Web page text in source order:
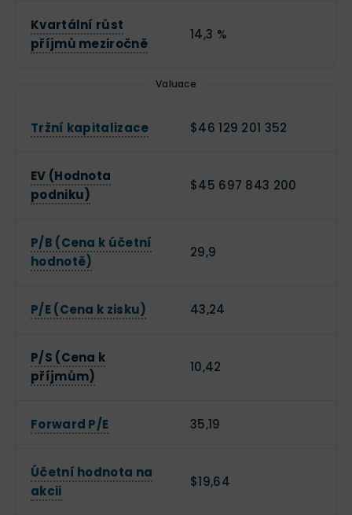
Kvartální růst
příjmů meziročně
14,3 %
Valuace
Tržní kapitalizace $46 129 201 352
EV (Hodnota
podniku)
$45 697 843 200
P/B (Cena k účetní
hodnotě)
29,9
P/E (Cena k zisku) 43,24
P/S (Cena k
příjmům)
10,42
Forward P/E 35,19
Účetní hodnota na
akcii
$19,64